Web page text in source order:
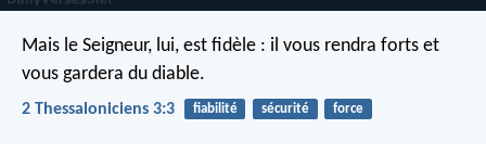
Mais le Seigneur, lui, est fidèle : il vous rendra forts et
vous gardera du diable.
2 Thessaloniciens 3:3 fiabilité sécurité force